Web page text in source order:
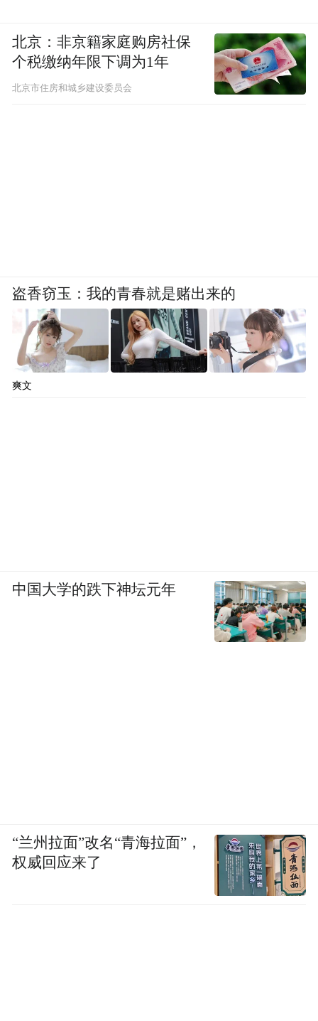
北京：非京籍家庭购房社保
个税缴纳年限下调为1年
北京市住房和城乡建设委员会
盗香窃玉：我的青春就是赌出来的
爽文
中国大学的跌下神坛元年
“兰州拉面”改名“青海拉面”，
权威回应来了